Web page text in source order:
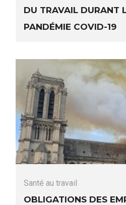
du travail durant
pandémie Covid-19
Santé au travail
Obligations des